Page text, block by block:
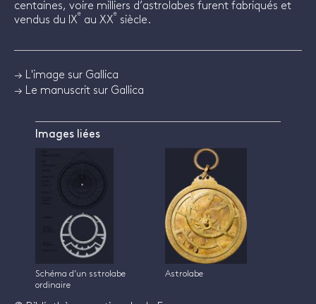
centaines, voire milliers d’astrolabes furent fabriqués et
vendus du IX
e
au XX
e
siècle.
→ L'image sur Gallica
→ Le manuscrit sur Gallica
Images liées
Schéma d’un sstrolabe
ordinaire
Astrolabe